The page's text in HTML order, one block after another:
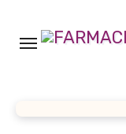
contenido